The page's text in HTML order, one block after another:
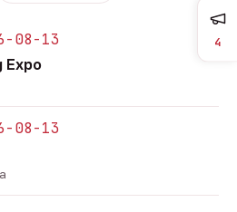
08-13
Expo
08-13
4